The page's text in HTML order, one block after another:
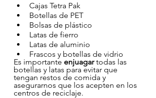
Cajas Tetra Pak
Botellas de PET
Bolsas de plástico
Latas de fierro
Latas de aluminio
Frascos y botellas de vidrio
Es importante enjuagar todas las
botellas y latas para evitar que
tengan restos de comida y
asegurarnos que los acepten en los
centros de reciclaje.